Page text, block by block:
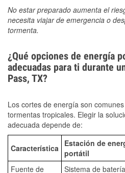
No estar preparado aumenta el
necesita viajar de emergencia o
tormenta.
¿Qué opciones de energía
adecuadas para ti durante
Pass, TX?
Los cortes de energía son
tormentas tropicales. Elegir la
adecuada depende de:
Característica
Estación de
portátil
Fuente de Sistema de